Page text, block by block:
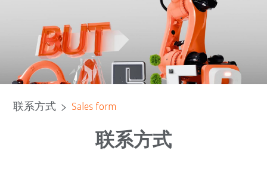
联系方式 Sales form
联系方式